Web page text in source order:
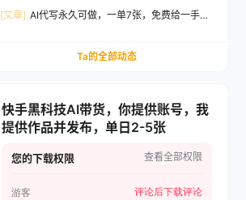
[文章] AI代写永久可做，一单7张，免费给一手接
Ta的全部动态
快手黑科技AI带货，你提供账号，我
提供作品并发布，单日2-5张
您的下载权限 查看全部权限
游客 评论后下载评论